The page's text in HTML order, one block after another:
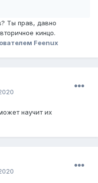
Ты прав, давно
кинцо.
Feenux
научит их